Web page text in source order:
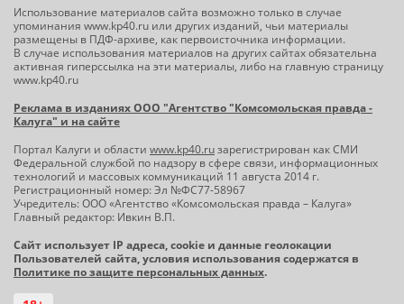
Использование материалов сайта возможно только в случае
упоминания www.kp40.ru или других изданий, чьи материалы
размещены в ПДФ-архиве, как первоисточника информации.
В случае использования материалов на других сайтах обязательна
активная гиперссылка на эти материалы, либо на главную страницу
www.kp40.ru
Реклама в изданиях ООО "Агентство "Комсомольская правда -
Калуга" и на сайте
Портал Калуги и области www.kp40.ruзарегистрирован как СМИ
Федеральной службой по надзору в сфере связи, информационных
технологий и массовых коммуникаций 11 августа 2014 г.
Регистрационный номер: Эл №ФС77-58967
Учредитель: ООО «Агентство «Комсомольская правда – Калуга»
Главный редактор: Ивкин В.П.
Сайт использует IP адреса, cookie и данные геолокации
Пользователей сайта, условия использования содержатся в
Политике по защите персональных данных.